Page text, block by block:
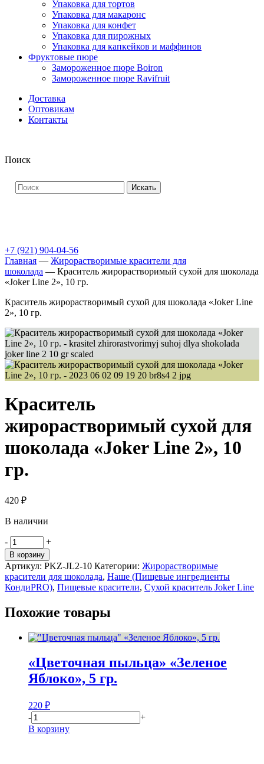
Упаковка для тортов
Упаковка для макаронс
Упаковка для конфет
Упаковка для пирожных
Упаковка для капкейков и маффинов
Фруктовые пюре
Замороженное пюре Boiron
Замороженное пюре Ravifruit
Доставка
Оптовикам
Контакты
Поиск
Искать
+7 (921) 904-04-56
Главная — Жирорастворимые красители для
шоколада — Краситель жирорастворимый сухой для шоколада
«Joker Line 2», 10 гр.
Краситель жирорастворимый сухой для шоколада «Joker Line
2», 10 гр.
Краситель
жирорастворимый сухой для
шоколада «Joker Line 2», 10
гр.
420 ₽
В наличии
Количество
товара
Краситель
жирорастворимый
сухой
для
«Joker
- +
В корзину
Артикул: PKZ-JL2-10 Категории: Жирорастворимые
красители для шоколада, Наше (Пищевые ингредиенты
КондиPRO), Пищевые красители, Сухой краситель Joker Line
Похожие товары
«Цветочная пыльца» «Зеленое
Яблоко», 5 гр.
220 ₽
-
+
В корзину